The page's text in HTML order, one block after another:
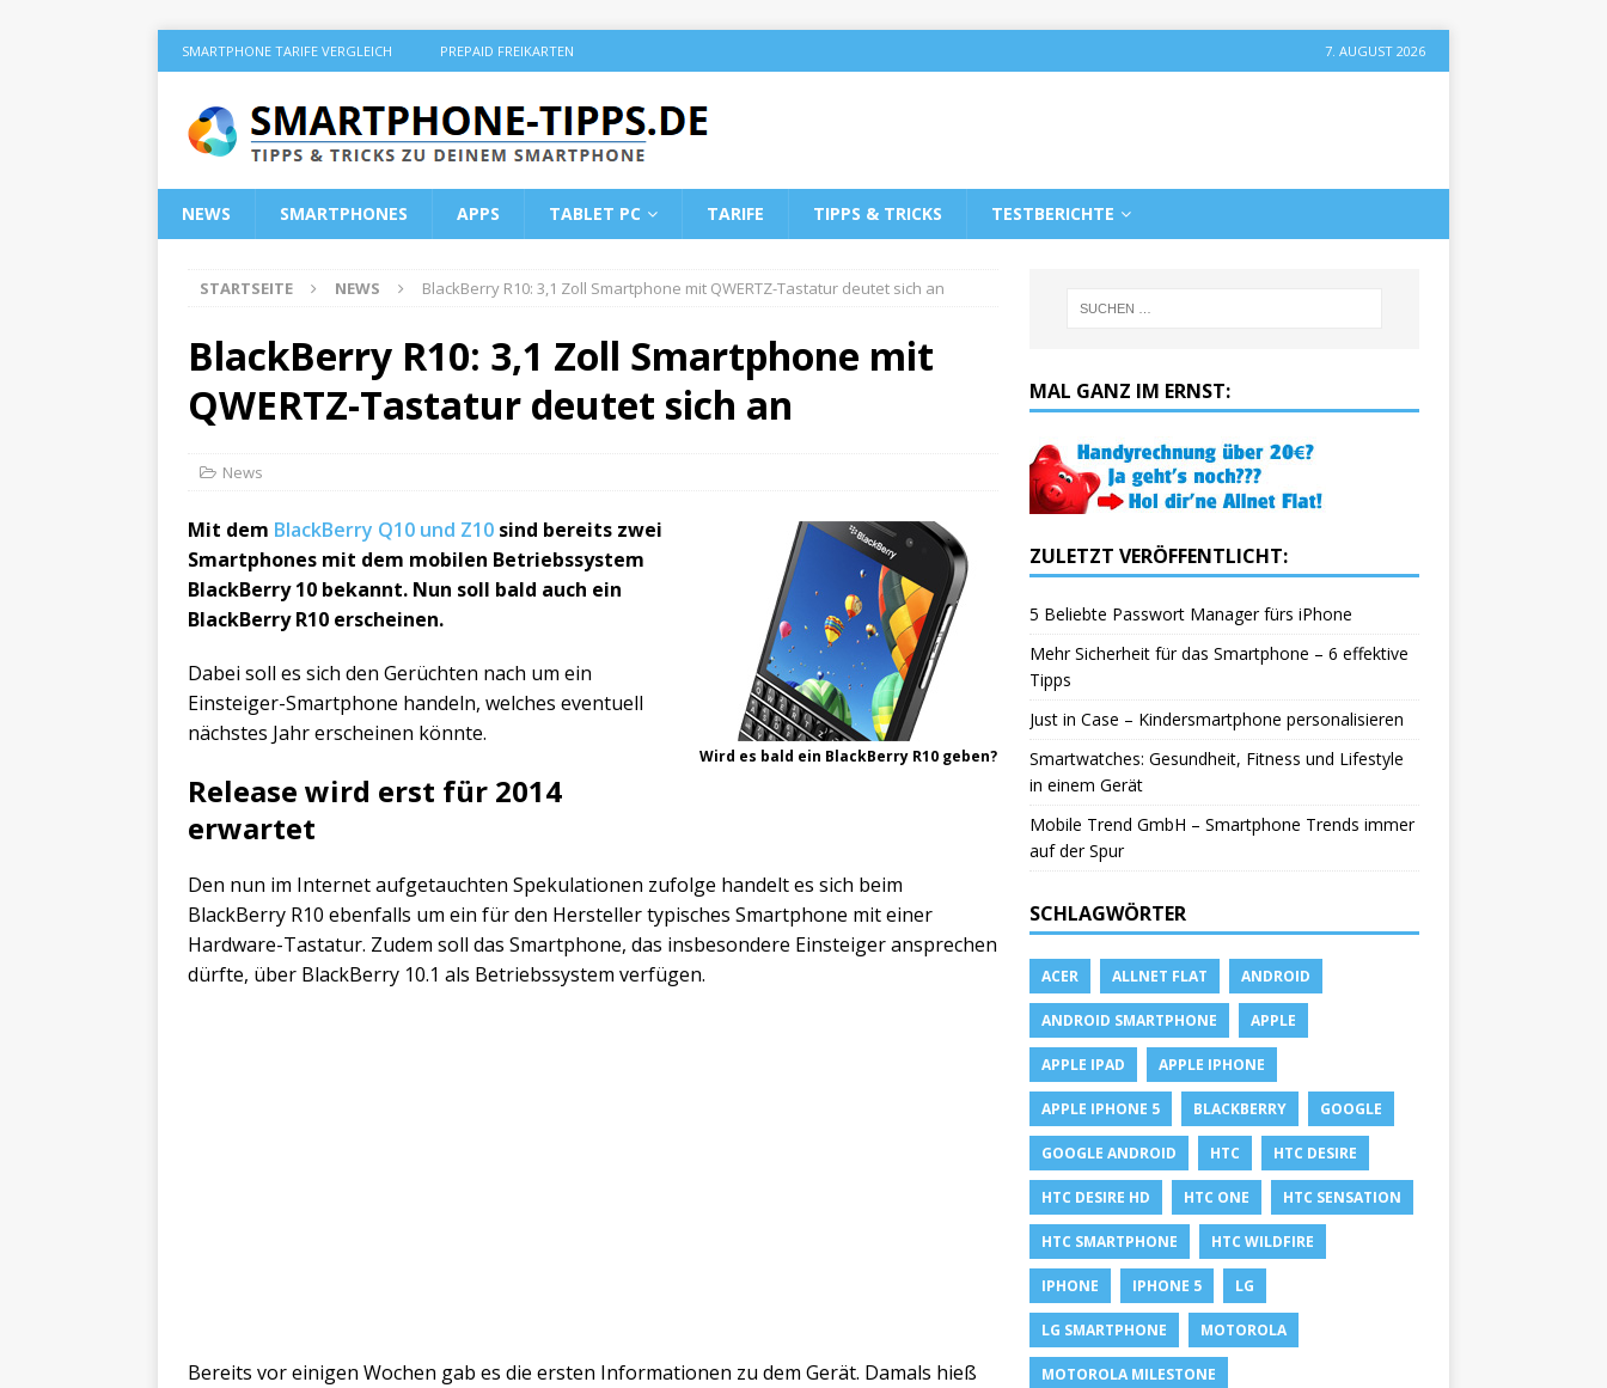
SMARTPHONE TARIFE VERGLEICH PREPAID FREIKARTEN 7. AUGUST 2026
NEWS SMARTPHONES APPS TABLET PC TARIFE TIPPS & TRICKS TESTBERICHTE
STARTSEITE NEWS BlackBerry R10: 3,1 Zoll Smartphone mit QWERTZ-Tastatur deutet sich an
BlackBerry R10: 3,1 Zoll Smartphone mit
QWERTZ-Tastatur deutet sich an
News
Wird es bald ein BlackBerry R10 geben?
Mit dem BlackBerry Q10 und Z10 sind bereits zwei
Smartphones mit dem mobilen Betriebssystem
BlackBerry 10 bekannt. Nun soll bald auch ein
BlackBerry R10 erscheinen.
Dabei soll es sich den Gerüchten nach um ein
Einsteiger-Smartphone handeln, welches eventuell
nächstes Jahr erscheinen könnte.
Release wird erst für 2014
erwartet
Den nun im Internet aufgetauchten Spekulationen zufolge handelt es sich beim
BlackBerry R10 ebenfalls um ein für den Hersteller typisches Smartphone mit einer
Hardware-Tastatur. Zudem soll das Smartphone, das insbesondere Einsteiger ansprechen
dürfte, über BlackBerry 10.1 als Betriebssystem verfügen.
Bereits vor einigen Wochen gab es die ersten Informationen zu dem Gerät. Damals hieß
MAL GANZ IM ERNST:
ZULETZT VERÖFFENTLICHT:
5 Beliebte Passwort Manager fürs iPhone
Mehr Sicherheit für das Smartphone – 6 effektive
Tipps
Just in Case – Kindersmartphone personalisieren
Smartwatches: Gesundheit, Fitness und Lifestyle
in einem Gerät
Mobile Trend GmbH – Smartphone Trends immer
auf der Spur
SCHLAGWÖRTER
ACER ALLNET FLAT ANDROID
ANDROID SMARTPHONE APPLE
APPLE IPAD APPLE IPHONE
APPLE IPHONE 5 BLACKBERRY GOOGLE
GOOGLE ANDROID HTC HTC DESIRE
HTC DESIRE HD HTC ONE HTC SENSATION
HTC SMARTPHONE HTC WILDFIRE
IPHONE IPHONE 5 LG
LG SMARTPHONE MOTOROLA
MOTOROLA MILESTONE